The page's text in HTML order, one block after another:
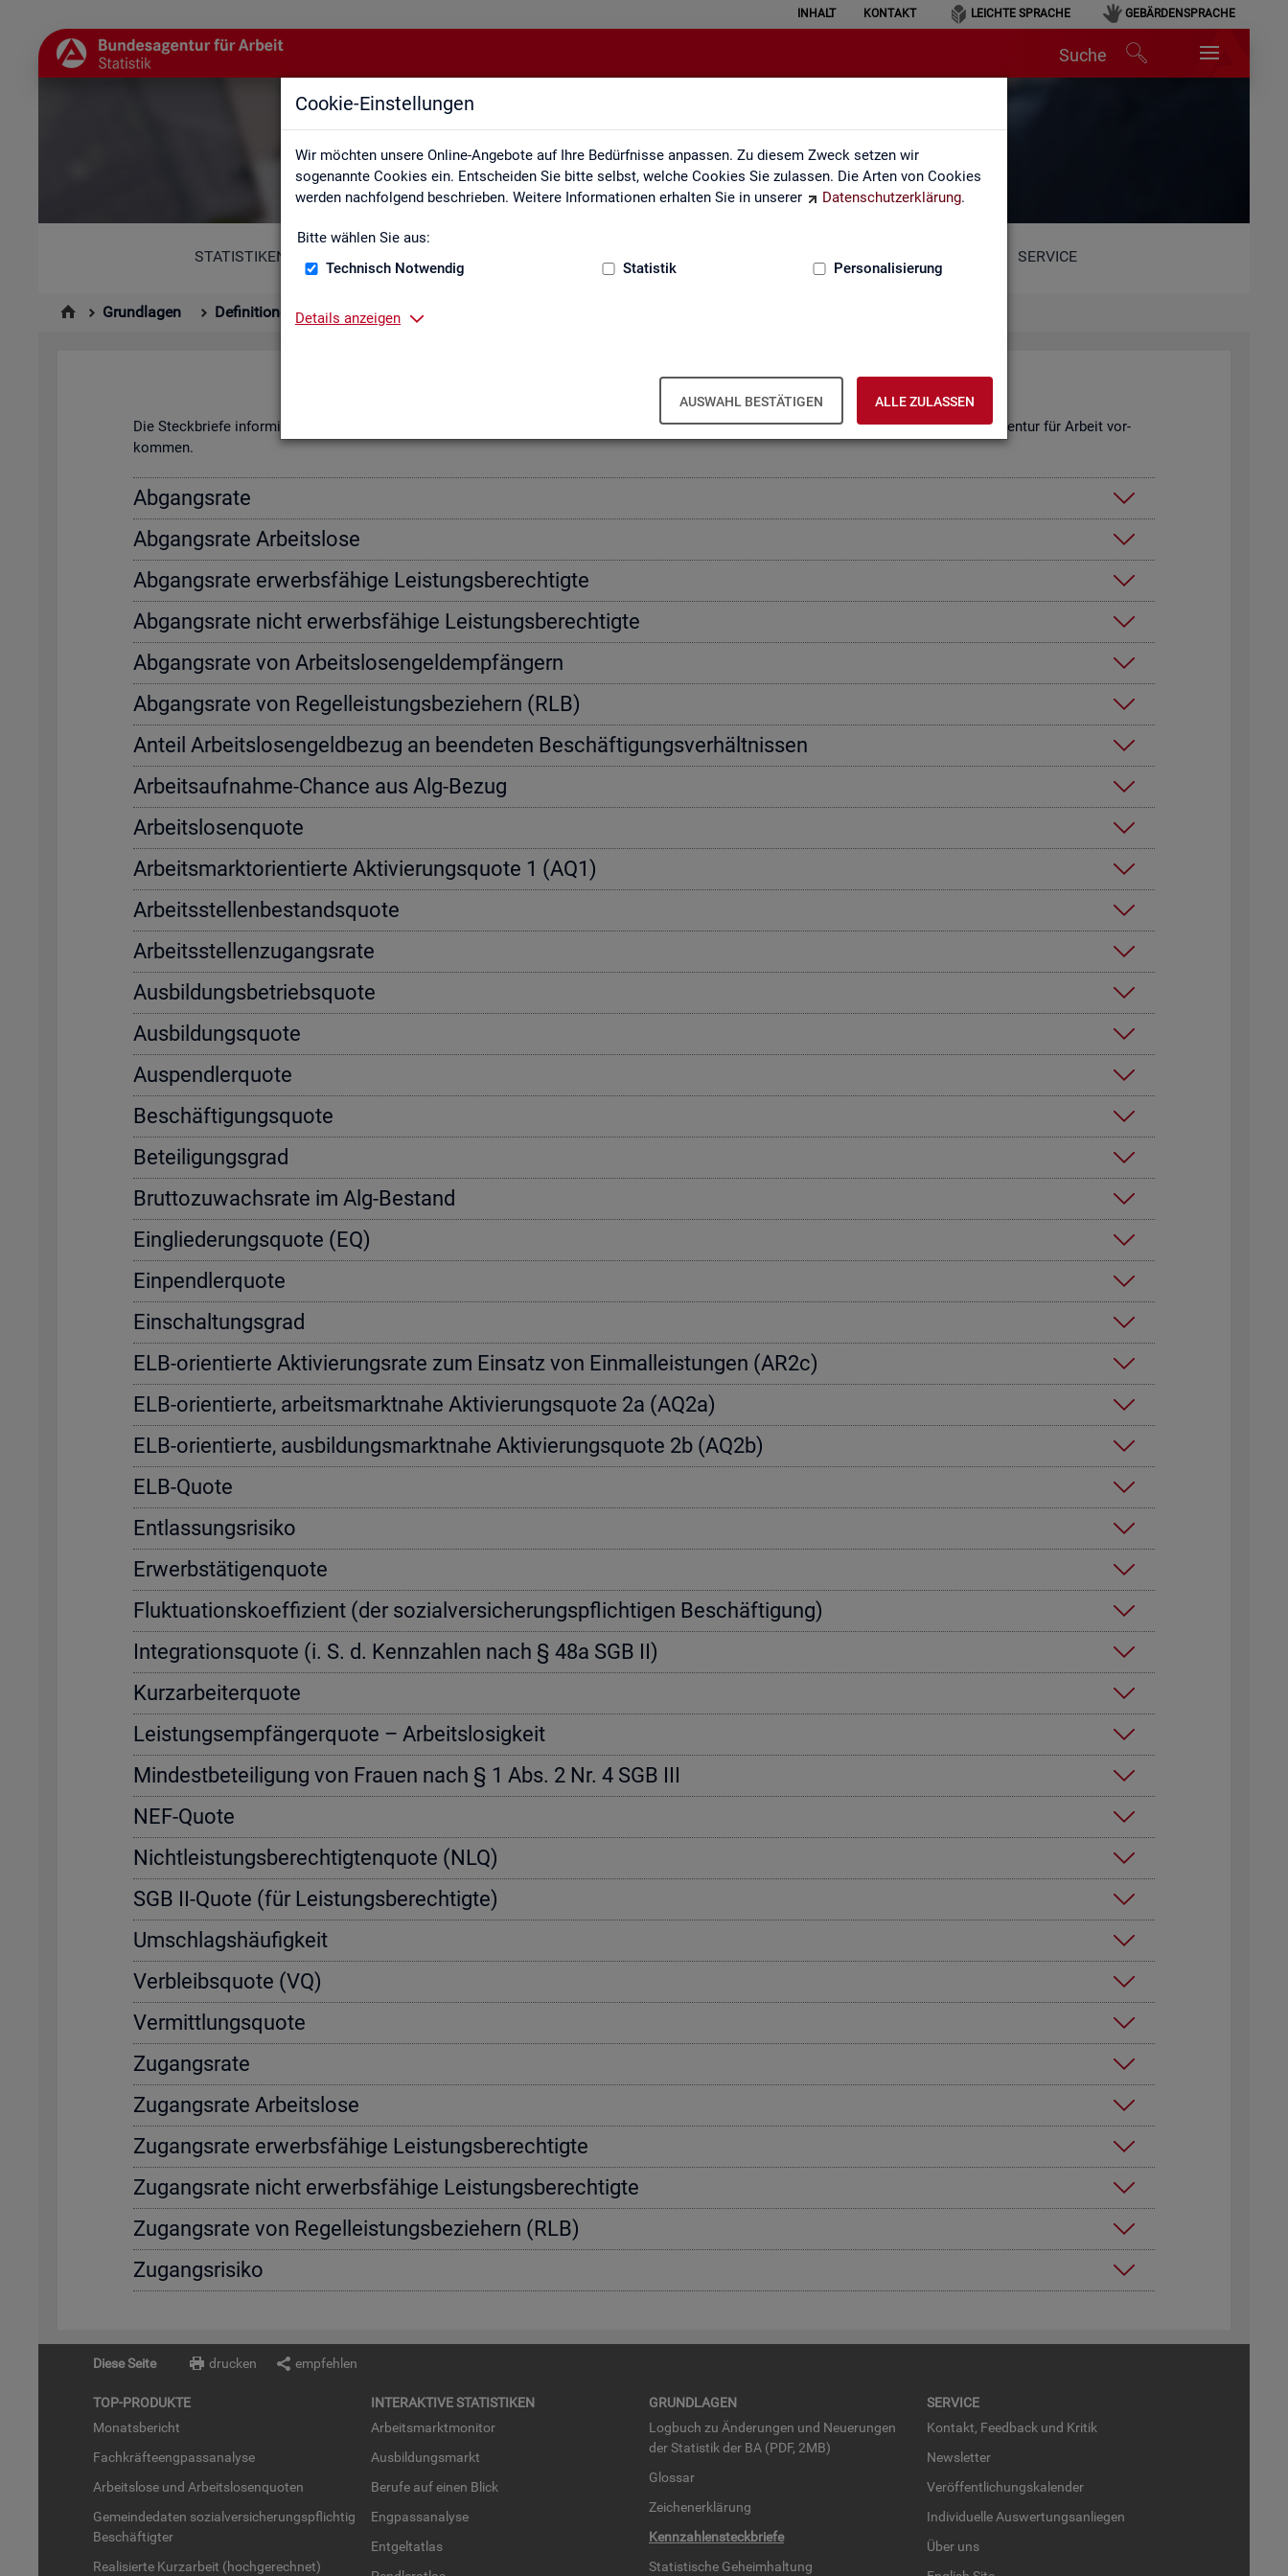
Cookie-Einstellungen
Wir möchten unsere Online-Angebote auf Ihre Bedürfnisse anpassen. Zu diesem Zweck setzen wir
sogenannte Cookies ein. Entscheiden Sie bitte selbst, welche Cookies Sie zulassen. Die Arten von Cookies
werden nachfolgend beschrieben. Weitere Informationen erhalten Sie in unserer
Datenschutzerklärung.
Bitte wählen Sie aus:
Technisch Notwendig
Statistik Personalisierung
Details anzeigen
AUSWAHL BESTÄTIGEN ALLE ZULASSEN
INHALT KONTAKT LEICHTE SPRACHE GEBÄRDENSPRACHE
Suche
Kennzahlensteckbriefe
STATISTIKEN SERVICE
Grundlagen Definitionen Kennzahlensteckbriefe
Kenn­zah­len­steck­brie­fe
Die Steck­brie­fe in­for­mie­ren über De­fi­ni­ti­on, Aus­sa­ge­kraft, Be­rech­nung und Da­ten­quel­len der Kenn­zah­len, die in der Sta­tis­tik der Bun­des­agen­tur für Ar­beit vor­
kom­men.
Ab­gangs­ra­te
Ab­gangs­ra­te Ar­beits­lo­se
Ab­gangs­ra­te er­werbs­fä­hi­ge Leis­tungs­be­rech­tig­te
Ab­gangs­ra­te nicht er­werbs­fä­hi­ge Leis­tungs­be­rech­tig­te
Ab­gangs­ra­te von Ar­beits­lo­sen­geld­emp­fän­gern
Ab­gangs­ra­te von Re­gel­leis­tungs­be­zie­hern (RLB)
An­teil Ar­beits­lo­sen­geld­be­zug an be­en­de­ten Be­schäf­ti­gungs­ver­hält­nis­sen
Ar­beits­auf­nah­me-Chan­ce aus Alg-Bezug
Ar­beits­lo­sen­quo­te
Ar­beits­markt­ori­en­tier­te Ak­ti­vie­rungs­quo­te 1 (AQ1)
Ar­beits­stel­len­be­stands­quo­te
Ar­beits­stel­len­zu­gangs­ra­te
Aus­bil­dungs­be­triebs­quo­te
Aus­bil­dungs­quo­te
Aus­pend­ler­quo­te
Be­schäf­ti­gungs­quo­te
Be­tei­li­gungs­grad
Brut­to­zu­wachs­ra­te im Alg-Be­stand
Ein­glie­de­rungs­quo­te (EQ)
Ein­pend­ler­quo­te
Ein­schal­tungs­grad
ELB-ori­en­tier­te Ak­ti­vie­rungs­ra­te zum Ein­satz von Einmal­leis­tun­gen (AR2c)
ELB-ori­en­tier­te, ar­beits­markt­na­he Ak­ti­vie­rungs­quo­te 2a (AQ2a)
ELB-ori­en­tier­te, aus­bil­dungs­markt­na­he Ak­ti­vie­rungs­quo­te 2b (AQ2b)
ELB-Quote
Ent­las­sungs­ri­si­ko
Er­werbs­tä­ti­gen­quo­te
Fluk­tua­ti­ons­ko­ef­fi­zi­ent (der so­zi­al­ver­si­che­rungs­pflich­ti­gen Be­schäf­ti­gung)
In­te­gra­ti­ons­quo­te (i. S. d. Kenn­zah­len nach § 48a SGB II)
Kurz­ar­bei­ter­quo­te
Leis­tungs­emp­fän­ger­quo­te – Ar­beits­lo­sig­keit
Min­dest­be­tei­li­gung von Frau­en nach § 1 Abs. 2 Nr. 4 SGB III
NEF-Quote
Nicht­leis­tungs­be­rech­tig­ten­quo­te (NLQ)
SGB II-Quote (für Leis­tungs­be­rech­tig­te)
Um­schlags­häu­fig­keit
Ver­bleibs­quo­te (VQ)
Ver­mitt­lungs­quo­te
Zu­gangs­ra­te
Zu­gangs­ra­te Ar­beits­lo­se
Zu­gangs­ra­te er­werbs­fä­hi­ge Leis­tungs­be­rech­tig­te
Zu­gangs­ra­te nicht er­werbs­fä­hi­ge Leis­tungs­be­rech­tig­te
Zu­gangs­ra­te von Re­gel­leis­tungs­be­zie­hern (RLB)
Zu­gangs­ri­si­ko
Diese Seite drucken empfehlen
TOP-PRO­DUK­TE
Mo­nats­be­richt
Fach­kräf­te­eng­pass­ana­ly­se
Ar­beits­lo­se und Ar­beits­lo­sen­quo­ten
Ge­mein­de­da­ten so­zi­al­ver­si­che­rungs­pflich­tig
Be­schäf­tig­ter
Rea­li­sier­te Kurz­ar­beit (hoch­ge­rech­net)
IN­TER­AK­TI­VE STA­TIS­TI­KEN
Ar­beits­markt­mo­ni­tor
Aus­bil­dungs­markt
Be­ru­fe auf einen Blick
Eng­pass­ana­ly­se
Ent­gel­t­at­las
GRUND­LA­GEN
Log­buch zu Än­de­run­gen und Neue­run­gen
der Sta­tis­tik der BA (PDF, 2MB)
Glos­sar
Zei­chen­er­klä­rung
Kenn­zah­len­steck­brie­fe
Sta­tis­ti­sche Ge­heim­hal­tung
SER­VICE
Kon­takt, Feed­back und Kri­tik
News­let­ter
Ver­öf­fent­li­chungs­ka­len­der
In­di­vi­du­el­le Aus­wer­tungs­an­lie­gen
Über uns